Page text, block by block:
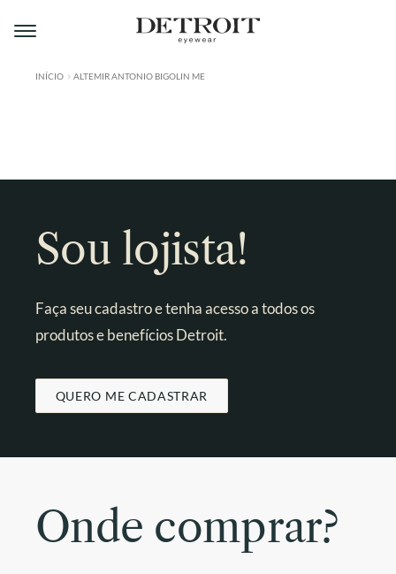
Pular
para
Pular
para
A MONTMARTRE
CONTATO
INÍCIO ALTEMIR ANTONIO BIGOLIN ME
Sou lojista!
Faça seu cadastro e tenha acesso a todos os
produtos e benefícios Detroit.
QUERO ME CADASTRAR
Onde comprar?